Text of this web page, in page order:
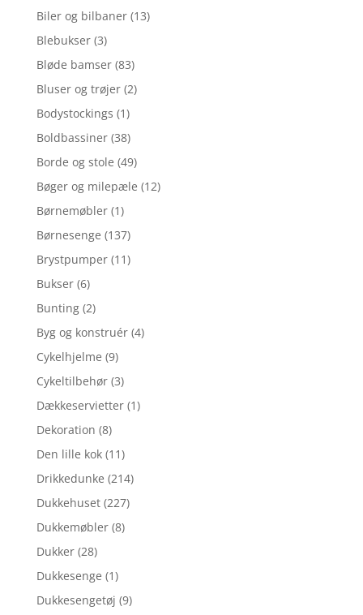
Biler og bilbaner (13)
Blebukser (3)
Bløde bamser (83)
Bluser og trøjer (2)
Bodystockings (1)
Boldbassiner (38)
Borde og stole (49)
Bøger og milepæle (12)
Børnemøbler (1)
Børnesenge (137)
Brystpumper (11)
Bukser (6)
Bunting (2)
Byg og konstruér (4)
Cykelhjelme (9)
Cykeltilbehør (3)
Dækkeservietter (1)
Dekoration (8)
Den lille kok (11)
Drikkedunke (214)
Dukkehuset (227)
Dukkemøbler (8)
Dukker (28)
Dukkesenge (1)
Dukkesengetøj (9)